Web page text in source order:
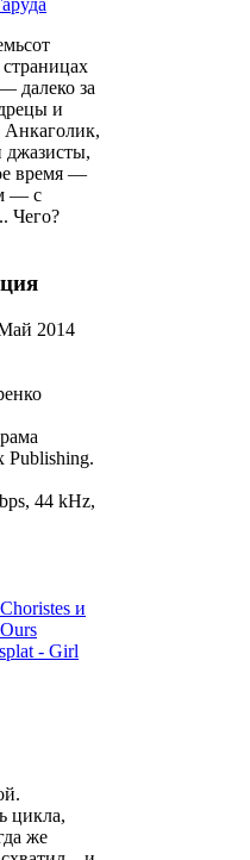
далеко за
и
джазисты,
время —
— с
Чего?
2014
Publishing.
44 kHz,
и
- Girl
цикла,
же